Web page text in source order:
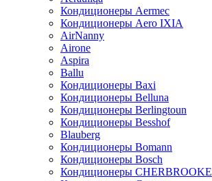
Кондиционеры Aermec
Кондиционеры Aero IXIA
AirNanny
Airone
Aspira
Ballu
Кондиционеры Baxi
Кондиционеры Belluna
Кондиционеры Berlingtoun
Кондиционеры Besshof
Blauberg
Кондиционеры Bomann
Кондиционеры Bosch
Кондиционеры CHERBROOKE